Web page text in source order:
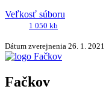
Veľkosť súboru
1 050 kb
Dátum zverejnenia 26. 1. 2021
Fačkov